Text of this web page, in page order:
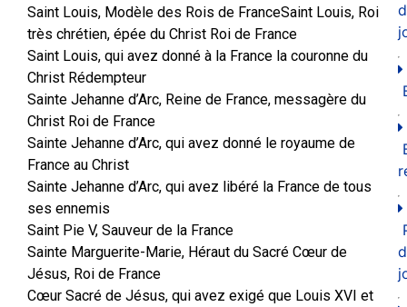
Saint Louis, Modèle des Rois de FranceSaint Louis, Roi
très chrétien, épée du Christ Roi de France
Saint Louis, qui avez donné à la France la couronne du
Christ Rédempteur
Sainte Jehanne d’Arc, Reine de France, messagère du
Christ Roi de France
Sainte Jehanne d’Arc, qui avez donné le royaume de
France au Christ
Sainte Jehanne d’Arc, qui avez libéré la France de tous
ses ennemis
Saint Pie V, Sauveur de la France
Sainte Marguerite-Marie, Héraut du Sacré Cœur de
Jésus, Roi de France
Cœur Sacré de Jésus, qui avez exigé que Louis XVI et